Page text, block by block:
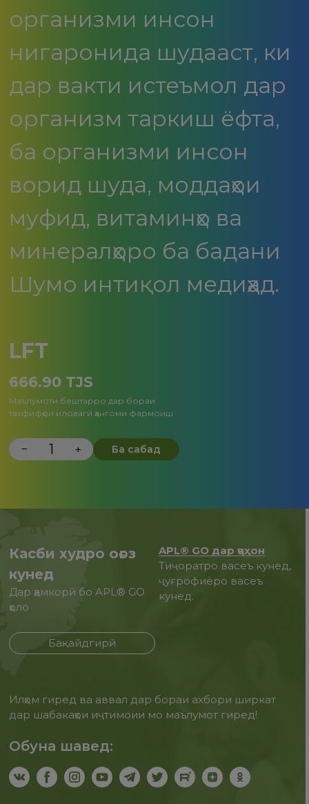
организми инсон
нигаронида шудааст, ки
дар вакти истеъмол дар
организм таркиш ёфта,
ба организми инсон
ворид шуда, моддаҳои
муфид, витаминҳо ва
минералҳоро ба бадани
Шумо интиқол медиҳад.
LFT
666.90 TJS
Маълумоти бештарро дар бораи
тахфифҳои иловагӣ ҳангоми фармоиш
− + Ба сабад
Касби худро оғоз
кунед
Дар ҳамкорӣ бо APL® GO
ҳоло
Бақайдгирӣ
APL® GO дар ҷаҳон
Тиҷоратро васеъ кунед,
ҷуғрофиёро васеъ
кунед.
Илҳом гиред ва аввал дар бораи ахбори ширкат
дар шабакаҳои иҷтимоии мо маълумот гиред!
Обуна шавед: